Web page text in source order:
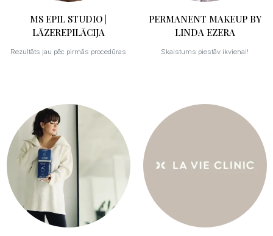
MS EPIL STUDIO |
LĀZEREPILĀCIJA
Rezultāts jau pēc pirmās procedūras
PERMANENT MAKEUP BY
LINDA EZERA
Skaistums piestāv ikvienai!